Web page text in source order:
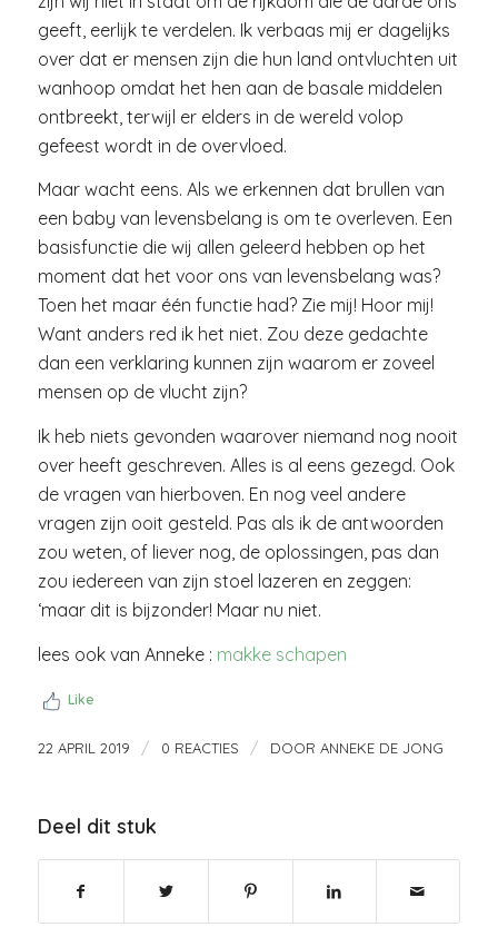
geeft, eerlijk te verdelen. Ik verbaas mij er dagelijks
over dat er mensen zijn die hun land ontvluchten uit
wanhoop omdat het hen aan de basale middelen
ontbreekt, terwijl er elders in de wereld volop
gefeest wordt in de overvloed.
Maar wacht eens. Als we erkennen dat brullen van
een baby van levensbelang is om te overleven. Een
basisfunctie die wij allen geleerd hebben op het
moment dat het voor ons van levensbelang was?
Toen het maar één functie had? Zie mij! Hoor mij!
Want anders red ik het niet. Zou deze gedachte
dan een verklaring kunnen zijn waarom er zoveel
mensen op de vlucht zijn?
Ik heb niets gevonden waarover niemand nog nooit
over heeft geschreven. Alles is al eens gezegd. Ook
de vragen van hierboven. En nog veel andere
vragen zijn ooit gesteld. Pas als ik de antwoorden
zou weten, of liever nog, de oplossingen, pas dan
zou iedereen van zijn stoel lazeren en zeggen:
‘maar dit is bijzonder! Maar nu niet.
lees ook van Anneke : makke schapen
Like
22 APRIL 2019 / 0 REACTIES / DOOR ANNEKE DE JONG
Deel dit stuk